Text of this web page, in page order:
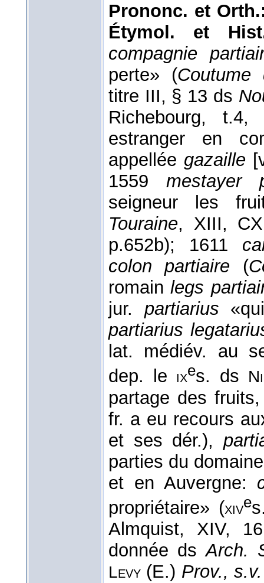
Prononc. et
Étymol. et
compagnie
perte» (Coutume
titre III, § 13 ds
Richebourg,
estranger en
appellée gazaille
1559 mestayer
seigneur les
Touraine, XIII,
p.652b); 1611
colon partiaire (
romainlegs
jur. partiarius
partiarius
lat. médiév. au
dep. le ixes. ds
partage des
fr. a eu recours
et ses dér.),
parties du
et en Auvergne:
propriétaire» (xive
Almquist, XIV,
donnée dsArch.
Levy (E.) Prov.,